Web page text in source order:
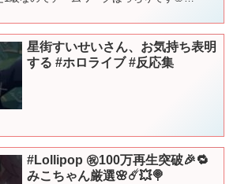
星街すいせいさん、お気持ち表明
する #ホロライブ #反応集
#Lollipop ㊗️100万再生突破🎉🔁
みこちゃん厳選🌸☄️💥🍭